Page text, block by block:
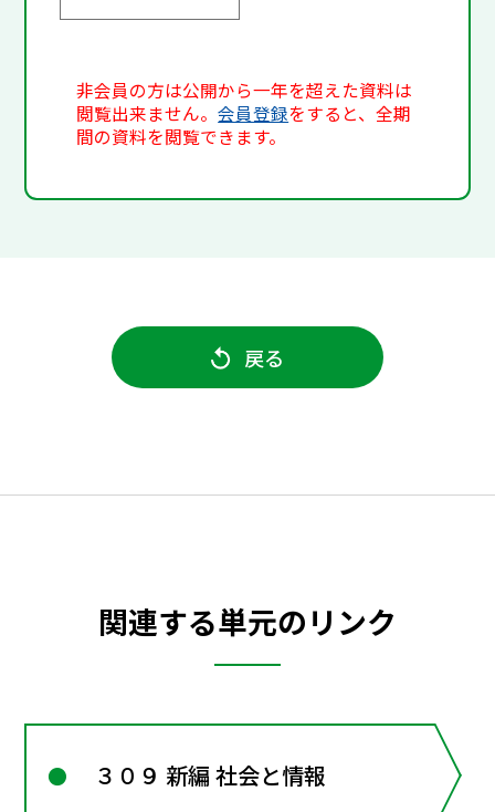
非会員の方は公開から一年を超えた資料は
閲覧出来ません。会員登録をすると、全期
間の資料を閲覧できます。
戻る
関連する単元のリンク
３０９ 新編 社会と情報